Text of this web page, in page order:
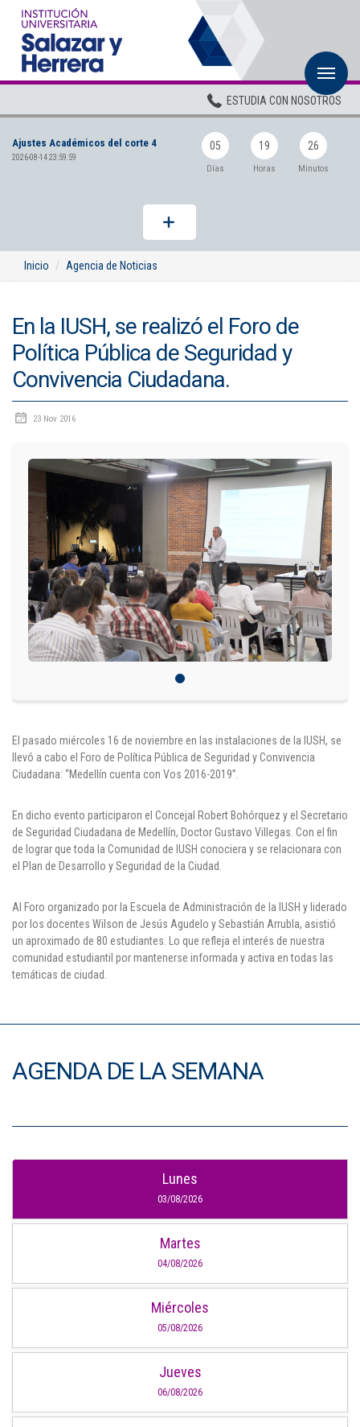
ESTUDIA CON NOSOTROS
Ajustes Académicos del corte 4
2026-08-14 23:59:59
05
Días
19
Horas
26
Minutos
Inicio Agencia de Noticias
En la IUSH, se realizó el Foro de
Política Pública de Seguridad y
Convivencia Ciudadana.
23 Nov 2016
El pasado miércoles 16 de noviembre en las instalaciones de la IUSH, se
llevó a cabo el Foro de Política Pública de Seguridad y Convivencia
Ciudadana: “Medellín cuenta con Vos 2016-2019”.
En dicho evento participaron el Concejal Robert Bohórquez y el Secretario
de Seguridad Ciudadana de Medellín, Doctor Gustavo Villegas. Con el fin
de lograr que toda la Comunidad de IUSH conociera y se relacionara con
el Plan de Desarrollo y Seguridad de la Ciudad.
Al Foro organizado por la Escuela de Administración de la IUSH y liderado
por los docentes Wilson de Jesús Agudelo y Sebastián Arrubla, asistió
un aproximado de 80 estudiantes. Lo que refleja el interés de nuestra
comunidad estudiantil por mantenerse informada y activa en todas las
temáticas de ciudad.
AGENDA DE LA SEMANA
Lunes
03/08/2026
Martes
04/08/2026
Miércoles
05/08/2026
Jueves
06/08/2026
Pregrados
Planta Docente
ADMISIONES
BIENESTAR
Centros
BIBLIOTECA
IDIOMAS
Pastoral
Inscripciones
Estudiantes
Egresados
Docentes
Campus virtual
Puntos de pago
Empleo
Contáctanos
Línea de Atención al Cliente
Campus Estadio: CR 70 # 52-49
(+57) (4) 4 600 700